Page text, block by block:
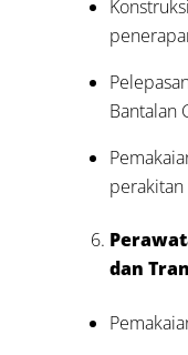
Bantalan
perakitan
dan